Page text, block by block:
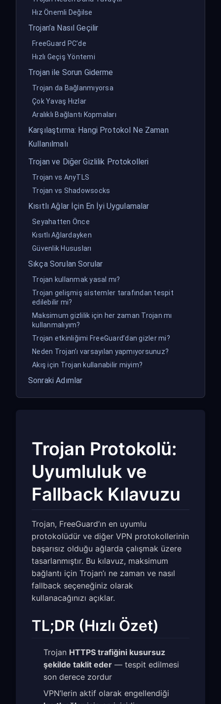
Hız Önemli Değilse
Trojan’a Nasıl Geçilir
FreeGuard PC’de
Hızlı Geçiş Yöntemi
Trojan ile Sorun Giderme
Trojan da Bağlanmıyorsa
Çok Yavaş Hızlar
Aralıklı Bağlantı Kopmaları
Karşılaştırma: Hangi Protokol Ne Zaman
Kullanılmalı
Trojan ve Diğer Gizlilik Protokolleri
Trojan vs AnyTLS
Trojan vs Shadowsocks
Kısıtlı Ağlar İçin En İyi Uygulamalar
Seyahatten Önce
Kısıtlı Ağlardayken
Güvenlik Hususları
Sıkça Sorulan Sorular
Trojan kullanmak yasal mı?
Trojan gelişmiş sistemler tarafından tespit
edilebilir mi?
Maksimum gizlilik için her zaman Trojan mı
kullanmalıyım?
Trojan etkinliğimi FreeGuard’dan gizler mi?
Neden Trojan’ı varsayılan yapmıyorsunuz?
Akış için Trojan kullanabilir miyim?
Sonraki Adımlar
Trojan Protokolü:
Uyumluluk ve
Fallback Kılavuzu
Trojan, FreeGuard’ın en uyumlu
protokolüdür ve diğer VPN protokollerinin
başarısız olduğu ağlarda çalışmak üzere
tasarlanmıştır. Bu kılavuz, maksimum
bağlantı için Trojan’ı ne zaman ve nasıl
fallback seçeneğiniz olarak
kullanacağınızı açıklar.
TL;DR (Hızlı Özet)
Trojan HTTPS trafiğini kusursuz
şekilde taklit eder — tespit edilmesi
son derece zordur
VPN’lerin aktif olarak engellendiği